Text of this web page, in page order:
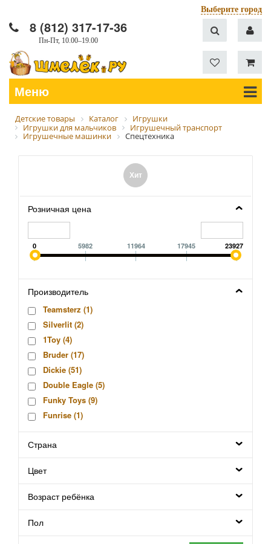
Выберите город
8 (812) 317-17-36
Пн-Пт, 10.00–19.00
Меню
Детские товары Каталог
Игрушки
Игрушки для мальчиков
Игрушечный транспорт
Игрушечные машинки
Спецтехника
Хит
Розничная цена
0 5982 11964 17945 23927
Производитель
Teamsterz (1)
Silverlit (2)
1Toy (4)
Bruder (17)
Dickie (51)
Double Eagle (5)
Funky Toys (9)
Funrise (1)
HTI (5)
Hui Na Toys (
Kaiyu (5)
Kinsmart (
Shantou (
Shenzhen Toys (1)
Страна
Цвет
Возраст ребёнка
Пол